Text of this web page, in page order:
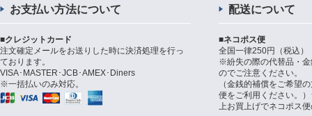
お支払い方法について
■クレジットカード
注文確定メールをお送りした時に決済処理を行っ
ております。
VISA･MASTER･JCB･AMEX･Diners
※一括払いのみ対応。
配送について
■ネコポス便
全国一律250円（税込）
※紛失の際の代替品・
のでご注意ください。
（金銭的補償をご希望
便をご利用ください。
上お買上げでネコポス